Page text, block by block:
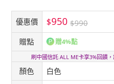
優惠價 $950 $990
贈點
贈4%點
刷中國信託 ALL ME卡享3%回饋
顏色
白色